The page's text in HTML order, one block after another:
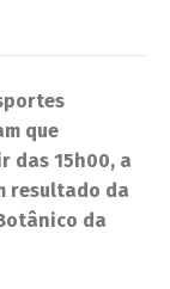
que
das 15h00, a
resultado da
da